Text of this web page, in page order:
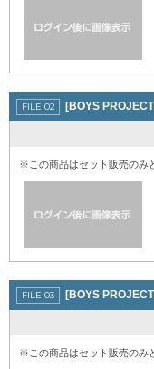
[BOYS
※この商品はセット販売のみ
[BOYS
※この商品はセット販売のみ